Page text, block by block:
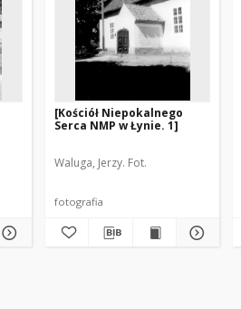
[Kościół Niepokalnego
Serca NMP w Łynie. 1]
Waluga, Jerzy. Fot.
fotografia